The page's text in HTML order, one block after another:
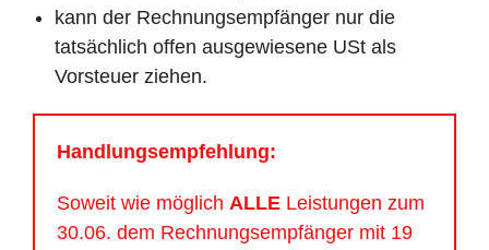
kann der Rechnungsempfänger nur die
tatsächlich offen ausgewiesene USt als
Vorsteuer ziehen.
Handlungsempfehlung:
Soweit wie möglich ALLE Leistungen zum
30.06. dem Rechnungsempfänger mit 19